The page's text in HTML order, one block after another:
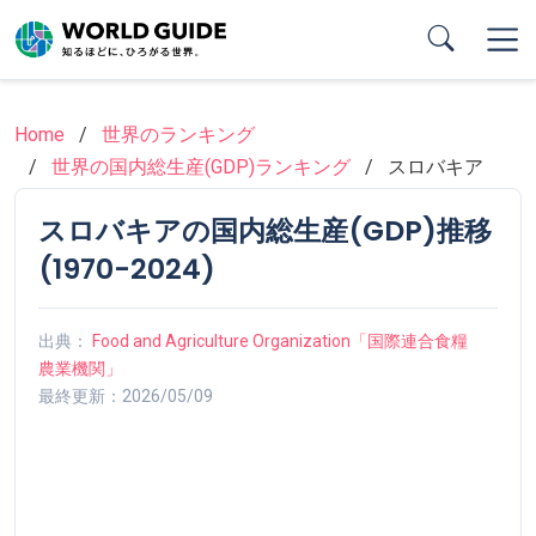
to
main
Home
世界のランキング
世界の国内総生産(GDP)ランキング
スロバキア
スロバキアの国内総生産(GDP)推移
(1970-2024)
出典：
Food and Agriculture Organization「国際連合食糧
農業機関」
最終更新：2026/05/09